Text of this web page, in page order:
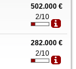
502.000 €
2/10
282.000 €
2/10